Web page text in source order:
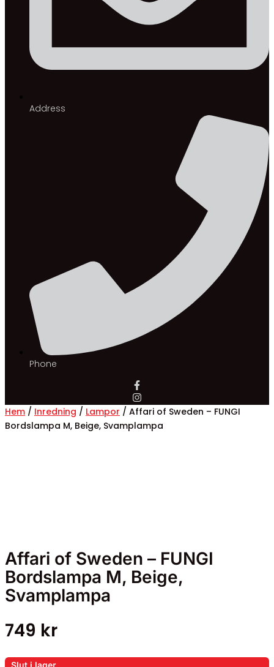
Address
Phone
Hem / Inredning / Lampor / Affari of Sweden – FUNGI
Bordslampa M, Beige, Svamplampa
Affari of Sweden – FUNGI
Bordslampa M, Beige,
Svamplampa
749 kr
Slut i lager